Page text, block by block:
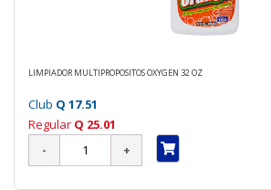
LIMPIADOR MULTIPROPOSITOS OXYGEN 32 OZ
Club Q 17.51
Regular Q 25.01